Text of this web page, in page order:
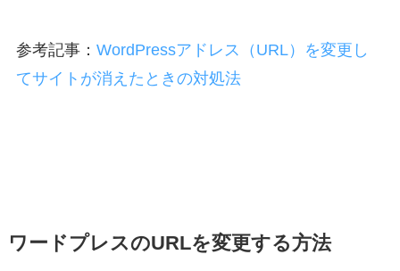
参考記事： WordPressアドレス（URL）を変更し
てサイトが消えたときの対処法
ワードプレスのURLを変更する方法